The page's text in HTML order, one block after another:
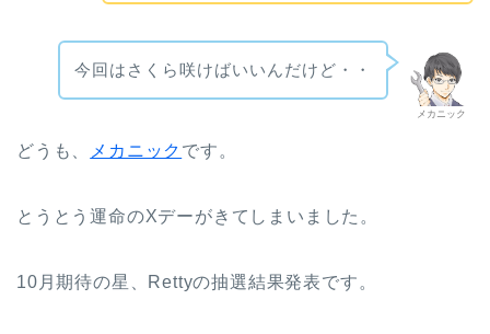
メカニック
今回はさくら咲けばいいんだけど・・
どうも、 メカニック です。
とうとう運命のXデーがきてしまいました。
10月期待の星、Rettyの抽選結果発表です。